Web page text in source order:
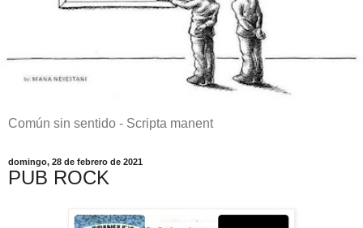
Común sin sentido - Scripta manent
domingo, 28 de febrero de 2021
PUB ROCK